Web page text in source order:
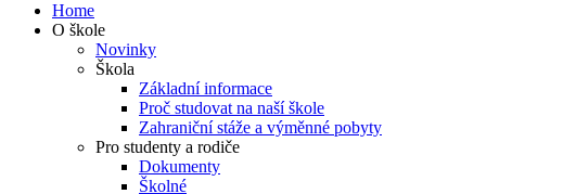
Home
O škole
Novinky
Škola
Základní informace
Proč studovat na naší škole
Zahraniční stáže a výměnné pobyty
Pro studenty a rodiče
Dokumenty
Školné